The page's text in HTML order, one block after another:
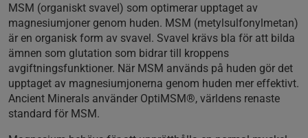
MSM (organiskt svavel) som optimerar upptaget av
magnesiumjoner genom huden. MSM (metylsulfonylmetan)
är en organisk form av svavel. Svavel krävs bla för att bilda
ämnen som glutation som bidrar till kroppens
avgiftningsfunktioner. När MSM används på huden gör det
upptaget av magnesiumjonerna genom huden mer effektivt.
Ancient Minerals använder OptiMSM®, världens renaste
standard för MSM.